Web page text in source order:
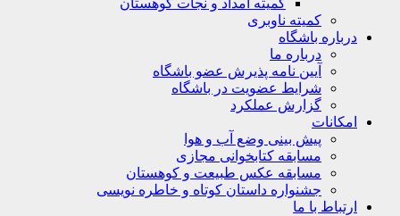
کمیته امداد و نجات کوهستان
کمیته ناوبری
باشگاه
درباره ما
آیین نامه پذیرش عضو باشگاه
شرایط عضویت در باشگاه
گزارش عملکرد
پیش بینی وضع آب و هوا
مسابقه کتابخوانی مجازی
مسابقه عکس طبیعت و کوهستان
جشنواره داستان کوتاه و خاطره نویسی
با ما